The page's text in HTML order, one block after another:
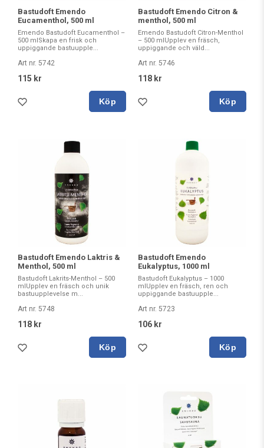
Bastudoft Emendo
Eucamenthol, 500 ml
Emendo Bastudoft Eucamenthol –
500 mlSkapa en frisk och
uppiggande bastuupple...
Art nr. 5742
115 kr
Köp
Bastudoft Emendo Citron &
menthol, 500 ml
Emendo Bastudoft Citron-Menthol
– 500 mlUpplev en fräsch,
uppiggande och väld...
Art nr. 5746
118 kr
Köp
Bastudoft Emendo Laktris &
Menthol, 500 ml
Bastudoft Lakrits-Menthol – 500
mlUpplev en fräsch och unik
bastuupplevelse m...
Art nr. 5748
118 kr
Köp
Bastudoft Emendo
Eukalyptus, 1000 ml
Bastudoft Eukalyptus – 1000
mlUpplev en fräsch, ren och
uppiggande bastuupple...
Art nr. 5723
106 kr
Köp